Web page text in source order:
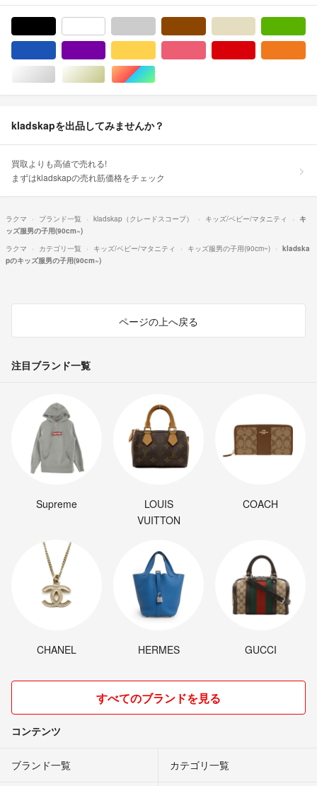
シルバー/銀色系ゴールド/金色系マルチカラー
kladskapを出品してみませんか？
買取よりも高値で売れる!
まずはkladskapの売れ筋価格をチェック
ラクマ ブランド一覧 kladskap（クレードスコープ） キッズ/ベビー/マタニティ
キ
ッズ服男の子用(90cm~)
ラクマ
カテゴリ一覧 キッズ/ベビー/マタニティ キッズ服男の子用(90cm~)
kladska
pのキッズ服男の子用(90cm~)
ページの上へ戻る
注目ブランド一覧
Supreme
LOUIS
VUITTON
COACH
CHANEL HERMES GUCCI
すべてのブランドを見る
コンテンツ
ブランド一覧 カテゴリ一覧